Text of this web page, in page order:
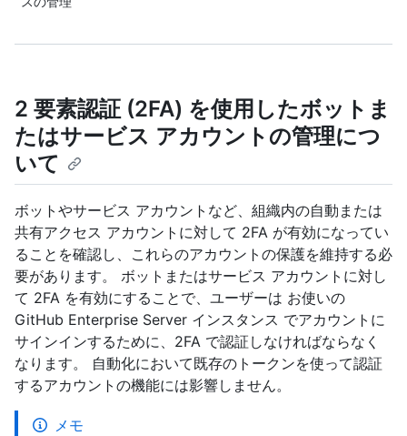
2 要素認証 (2FA) を使用したボットま
たはサービス アカウントの管理につ
いて
ボットやサービス アカウントなど、組織内の自動または
共有アクセス アカウントに対して 2FA が有効になってい
ることを確認し、これらのアカウントの保護を維持する必
要があります。 ボットまたはサービス アカウントに対し
て 2FA を有効にすることで、ユーザーは お使いの
GitHub Enterprise Server インスタンス でアカウントに
サインインするために、2FA で認証しなければならなく
なります。 自動化において既存のトークンを使って認証
するアカウントの機能には影響しません。
メモ